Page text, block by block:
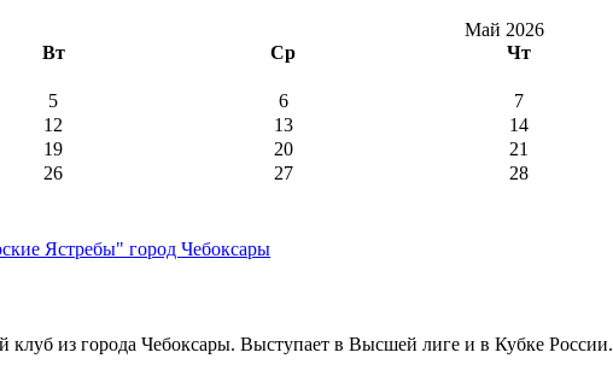
Май 2026
Вт Ср Чт
5 6 7
12 13 14
19 20 21
26 27 28
клуб из города Чебоксары. Выступает в Высшей лиге и в Кубке России.